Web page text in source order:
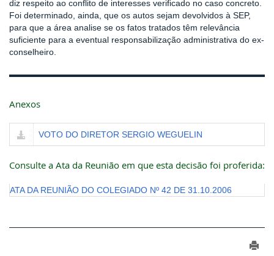
diz respeito ao conflito de interesses verificado no caso concreto.
Foi determinado, ainda, que os autos sejam devolvidos à SEP,
para que a área analise se os fatos tratados têm relevância
suficiente para a eventual responsabilização administrativa do ex-
conselheiro.
Anexos
VOTO DO DIRETOR SERGIO WEGUELIN
Consulte a Ata da Reunião em que esta decisão foi proferida:
ATA DA REUNIÃO DO COLEGIADO Nº 42 DE 31.10.2006